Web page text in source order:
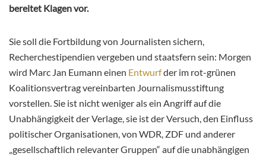
bereitet Klagen vor.
Sie soll die Fortbildung von Journalisten sichern,
Recherchestipendien vergeben und staatsfern sein: Morgen
wird Marc Jan Eumann einen Entwurfder im rot-grünen
Koalitionsvertrag vereinbarten Journalismusstiftung
vorstellen. Sie ist nicht weniger als ein Angriff auf die
Unabhängigkeit der Verlage, sie ist der Versuch, den Einfluss
politischer Organisationen, von WDR, ZDF und anderer
„gesellschaftlich relevanter Gruppen“ auf die unabhängigen